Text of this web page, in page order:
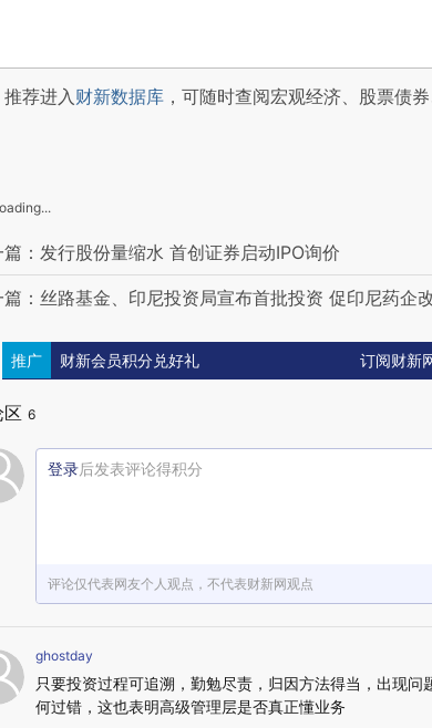
进入财新数据库 ，可随时查阅宏观经济、股票债
篇：发行股份量缩水 首创证券启动IPO询价
篇：丝路基金、印尼投资局宣布首批投资 促印尼药企
推广 财新会员积分兑好礼 订阅财新
6
登录后发表评论得积分
评论仅代表网友个人观点，不代表财新网观点
ghostday
只要投资过程可追溯，勤勉尽责，归因方法得当，出现
何过错，这也表明高级管理层是否真正懂业务